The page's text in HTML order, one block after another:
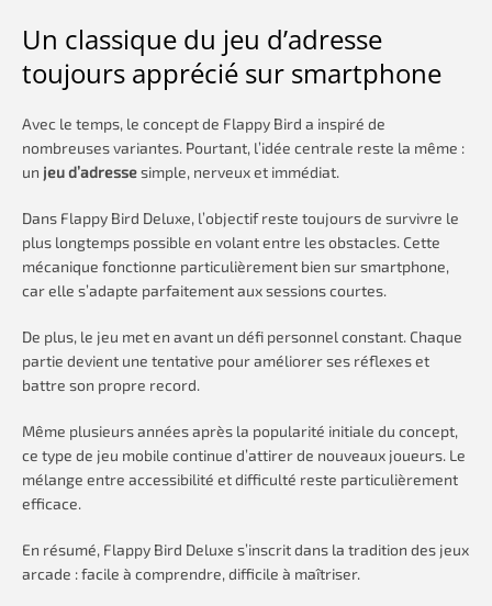
Un classique du jeu d’adresse
toujours apprécié sur smartphone
Avec le temps, le concept de Flappy Bird a inspiré de
nombreuses variantes. Pourtant, l’idée centrale reste la même :
un jeu d’adressesimple, nerveux et immédiat.
Dans Flappy Bird Deluxe, l’objectif reste toujours de survivre le
plus longtemps possible en volant entre les obstacles. Cette
mécanique fonctionne particulièrement bien sur smartphone,
car elle s’adapte parfaitement aux sessions courtes.
De plus, le jeu met en avant un défi personnel constant. Chaque
partie devient une tentative pour améliorer ses réflexes et
battre son propre record.
Même plusieurs années après la popularité initiale du concept,
ce type de jeu mobile continue d’attirer de nouveaux joueurs. Le
mélange entre accessibilité et difficulté reste particulièrement
efficace.
En résumé, Flappy Bird Deluxe s’inscrit dans la tradition des jeux
arcade : facile à comprendre, difficile à maîtriser.